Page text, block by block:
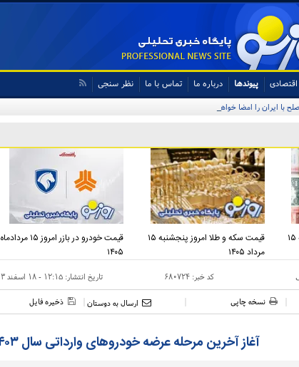
اقتصادی پیوندها درباره ما تماس با ما نظر سنجی
با ایران را امضا خواهد کرد
قیمت دلار و یورو امروز پنجشنبه ۱۵
قیمت سکه و طلا امروز پنجشنبه ۱۵
مرداد ۱۴۰۵
قیمت خودرو در بازر امروز ۱۵ مردادماه
۱۴۰۵
کد خبر:۶۸۰۷۲۴ تاریخ انتشار:۱۲:۱۵ - ۱۸ اسفند ۱۴۰۳
نسخه چاپی ارسال به دوستان ذخیره فایل
آغاز آخرین مرحله عرضه خودرو‌های وارداتی سال ۱۴۰۳